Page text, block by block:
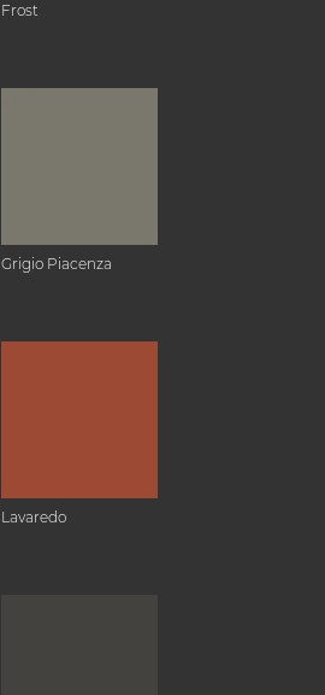
Frost
Grigio Piacenza
Lavaredo